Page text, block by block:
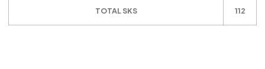
TOTAL SKS 112